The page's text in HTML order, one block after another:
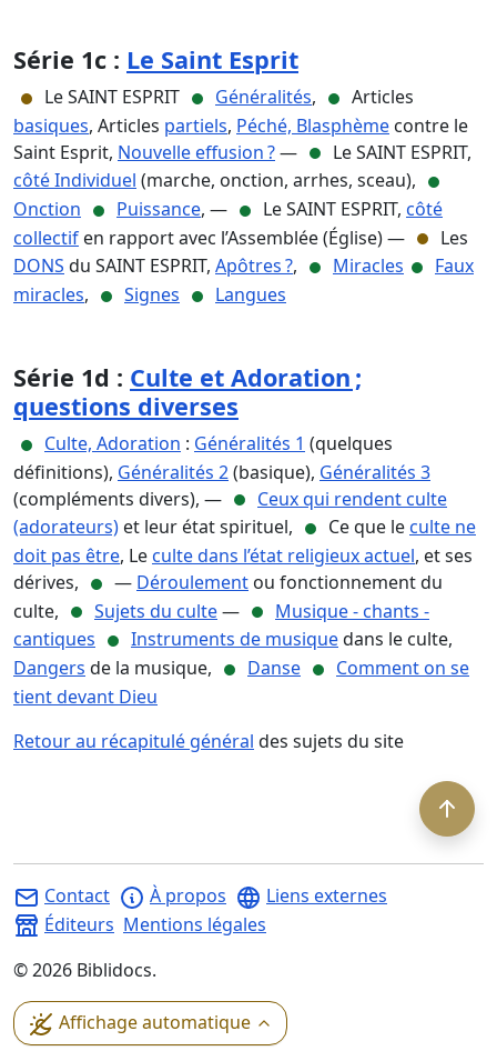
Série 1c : Le Saint Esprit
Le SAINT ESPRIT Généralités,
Articles
basiques, Articles partiels, Péché, Blasphème contre le
Saint Esprit, Nouvelle effusion ?—
Le SAINT ESPRIT,
côté Individuel (marche, onction, arrhes, sceau),
Onction
Puissance, — Le SAINT ESPRIT, côté
collectif en rapport avec l’Assemblée (Église) —
Les
DONS du SAINT ESPRIT, Apôtres ?, Miracles
Faux
miracles, Signes Langues
Série 1d : Culte et Adoration ;
questions diverses
Culte, Adoration : Généralités 1 (quelques
définitions), Généralités 2(basique), Généralités 3
(compléments divers), —
Ceux qui rendent culte
(adorateurs) et leur état spirituel, Ce que leculte ne
doit pas être, Leculte dans l’état religieux actuel, et ses
dérives,
— Déroulement ou fonctionnement du
culte,
Sujets du culte—
Musique - chants -
cantiques
Instruments de musiquedans le culte,
Dangers de la musique, Danse
Comment on se
tient devant Dieu
Retour au récapitulé général des sujets du site
Contact À propos
Liens externes
Éditeurs Mentions légales
©2026 Biblidocs.
Affichage automatique